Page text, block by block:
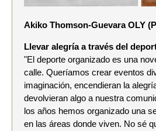
Akiko Thomson-Guevara OLY
Llevar alegría a través del
"El deporte organizado es una
calle. Queríamos crear eventos
imaginación, encendieran la
devolvieran algo a nuestra
los años hemos organizado una
en las áreas donde viven. No sé